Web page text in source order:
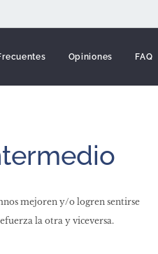
Opiniones FAQ
mejoren y/o logren sentirse
la otra y viceversa.